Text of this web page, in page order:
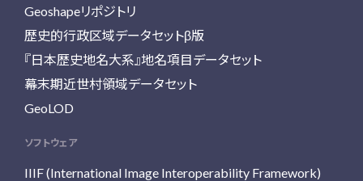
Geoshapeリポジトリ
歴史的行政区域データセットβ版
『日本歴史地名大系』地名項目データセット
幕末期近世村領域データセット
GeoLOD
ソフトウェア
IIIF (International Image Interoperability Framework)